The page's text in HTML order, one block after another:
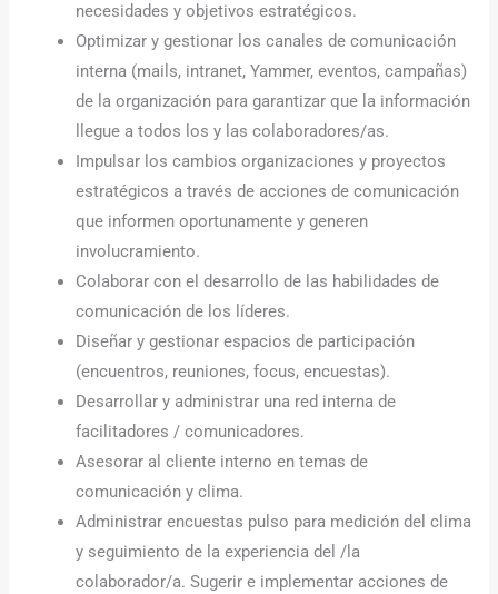
necesidades y objetivos estratégicos.
Optimizar y gestionar los canales de comunicación
interna (mails, intranet, Yammer, eventos, campañas)
de la organización para garantizar que la información
llegue a todos los y las colaboradores/as.
Impulsar los cambios organizaciones y proyectos
estratégicos a través de acciones de comunicación
que informen oportunamente y generen
involucramiento.
Colaborar con el desarrollo de las habilidades de
comunicación de los líderes.
Diseñar y gestionar espacios de participación
(encuentros, reuniones, focus, encuestas).
Desarrollar y administrar una red interna de
facilitadores / comunicadores.
Asesorar al cliente interno en temas de
comunicación y clima.
Administrar encuestas pulso para medición del clima
y seguimiento de la experiencia del /la
colaborador/a. Sugerir e implementar acciones de